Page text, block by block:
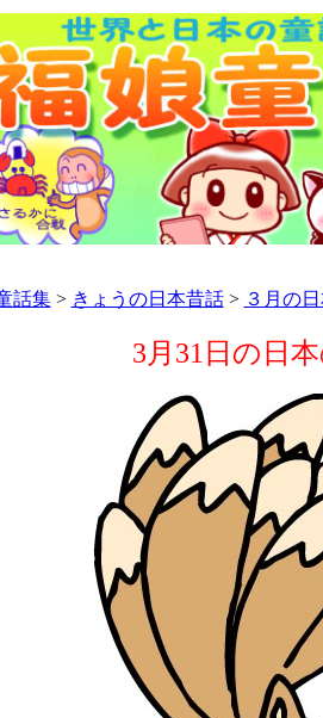
話集> きょうの日本昔話> ３月の
3月31日の日